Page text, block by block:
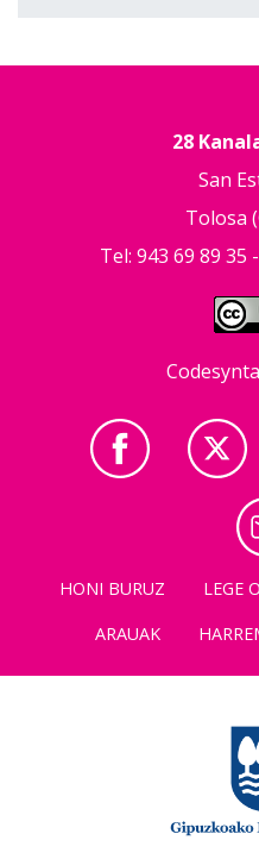
28
San
Tolosa
Tel: 943 69 89 35 -
HONI BURUZ LEGE
ARAUAK